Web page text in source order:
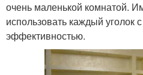
очень маленькой комнатой.
использовать каждый уголок
эффективностью.